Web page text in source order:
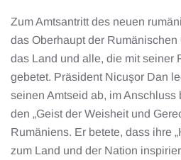
Zum Amtsantritt des neuen
das Oberhaupt der
das Land und alle, die mit seiner
gebetet. Präsident Nicuşor Dan
seinen Amtseid ab, im
den „Geist der Weisheit und
Rumäniens. Er betete, dass ihre
zum Land und der Nation